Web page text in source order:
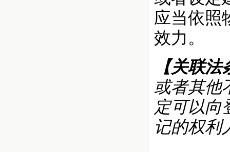
应当依照
效力。
【关联法
或者其他
定可以向
记的权利